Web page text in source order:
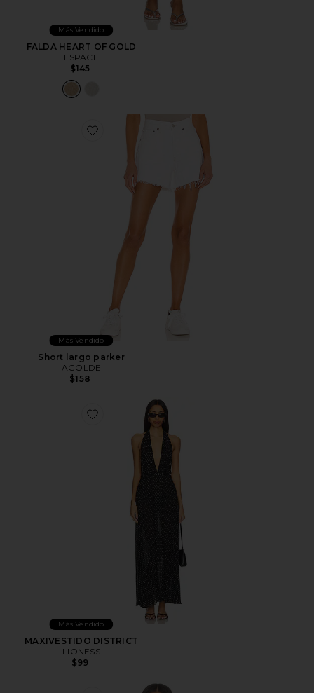
Más Vendido
FALDA HEART OF GOLD
LSPACE
$145
Favorite Short largo parker
Más Vendido
Short largo parker
AGOLDE
$158
Favorite MAXIVESTIDO DISTRICT
Más Vendido
MAXIVESTIDO DISTRICT
LIONESS
$99